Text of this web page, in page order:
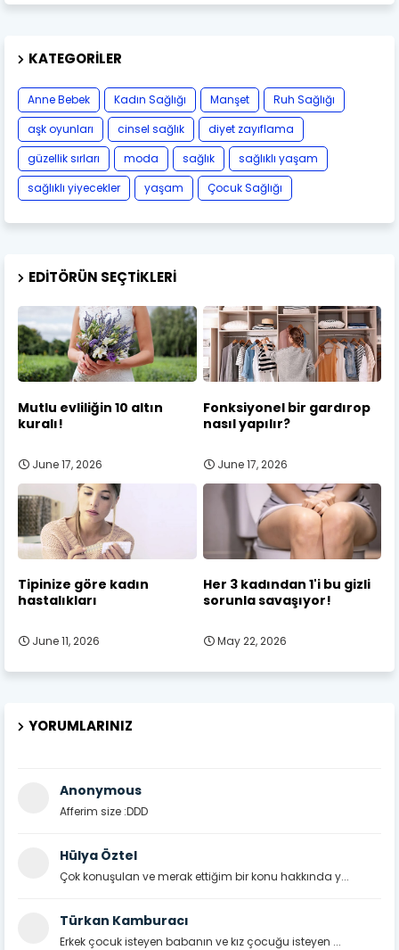
KATEGORILER
Anne Bebek Kadın Sağlığı Manşet
Ruh Sağlığı
aşk oyunları
cinsel sağlık
diyet zayıflama
güzellik sırları
moda sağlık
sağlıklı yaşam
sağlıklı yiyecekler
yaşam Çocuk Sağlığı
EDITÖRÜN SEÇTIKLERI
Mutlu evliliğin 10 altın
kuralı!
June 17, 2026
Fonksiyonel bir gardırop
nasıl yapılır?
June 17, 2026
Tipinize göre kadın
hastalıkları
June 11, 2026
Her 3 kadından 1'i bu gizli
sorunla savaşıyor!
May 22, 2026
YORUMLARINIZ
Anonymous
Afferim size :DDD
Hülya Öztel
Çok konuşulan ve merak ettiğim bir konu hakkında y...
Türkan Kamburacı
Erkek çocuk isteyen babanın ve kız çocuğu isteyen ...